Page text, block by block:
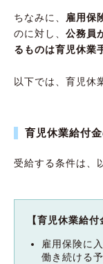
ちなみに、 雇用保
のに対し、 公務員
るものは育児休業
以下では、育児休
育児休業給付
受給する条件は、
【育児休業給
雇用保険に
働き続ける